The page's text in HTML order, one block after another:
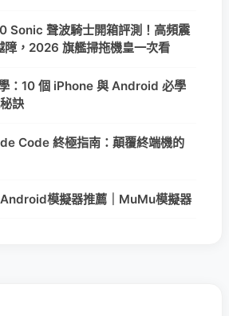
Sonic 聲波騎士開箱評測！高頻震
，2026 旗艦掃拖機皇一次看
：10 個 iPhone 與 Android 必學
訣
Code 終極指南：顛覆終端機的
模擬器推薦｜MuMu模擬器